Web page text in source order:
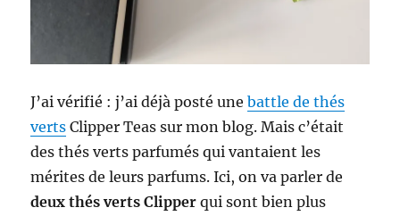
J’ai vérifié : j’ai déjà posté unebattle de thés
verts Clipper Teas sur mon blog. Mais c’était
des thés verts parfumés qui vantaient les
mérites de leurs parfums. Ici, on va parler de
deux thés verts Clipper qui sont bien plus